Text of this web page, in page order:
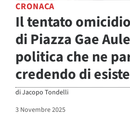
CRONACA
Il tentato
di Piazza Gae
politica che ne
credendo di
diJacopo Tondelli
3 Novembre 2025